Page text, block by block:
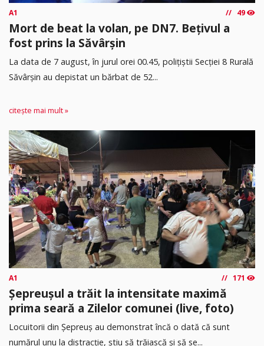
A1 49
Mort de beat la volan, pe DN7. Bețivul a
fost prins la Săvârșin
​La data de 7 august, în jurul orei 00.45, polițiștii Secției 8 Rurală
Săvârșin au depistat un bărbat de 52...
citește mai mult »
A1 171
Șepreușul a trăit la intensitate maximă
prima seară a Zilelor comunei (live, foto)
Locuitorii din Șepreuș au demonstrat încă o dată că sunt
numărul unu la distracție, știu să trăiască și să se...